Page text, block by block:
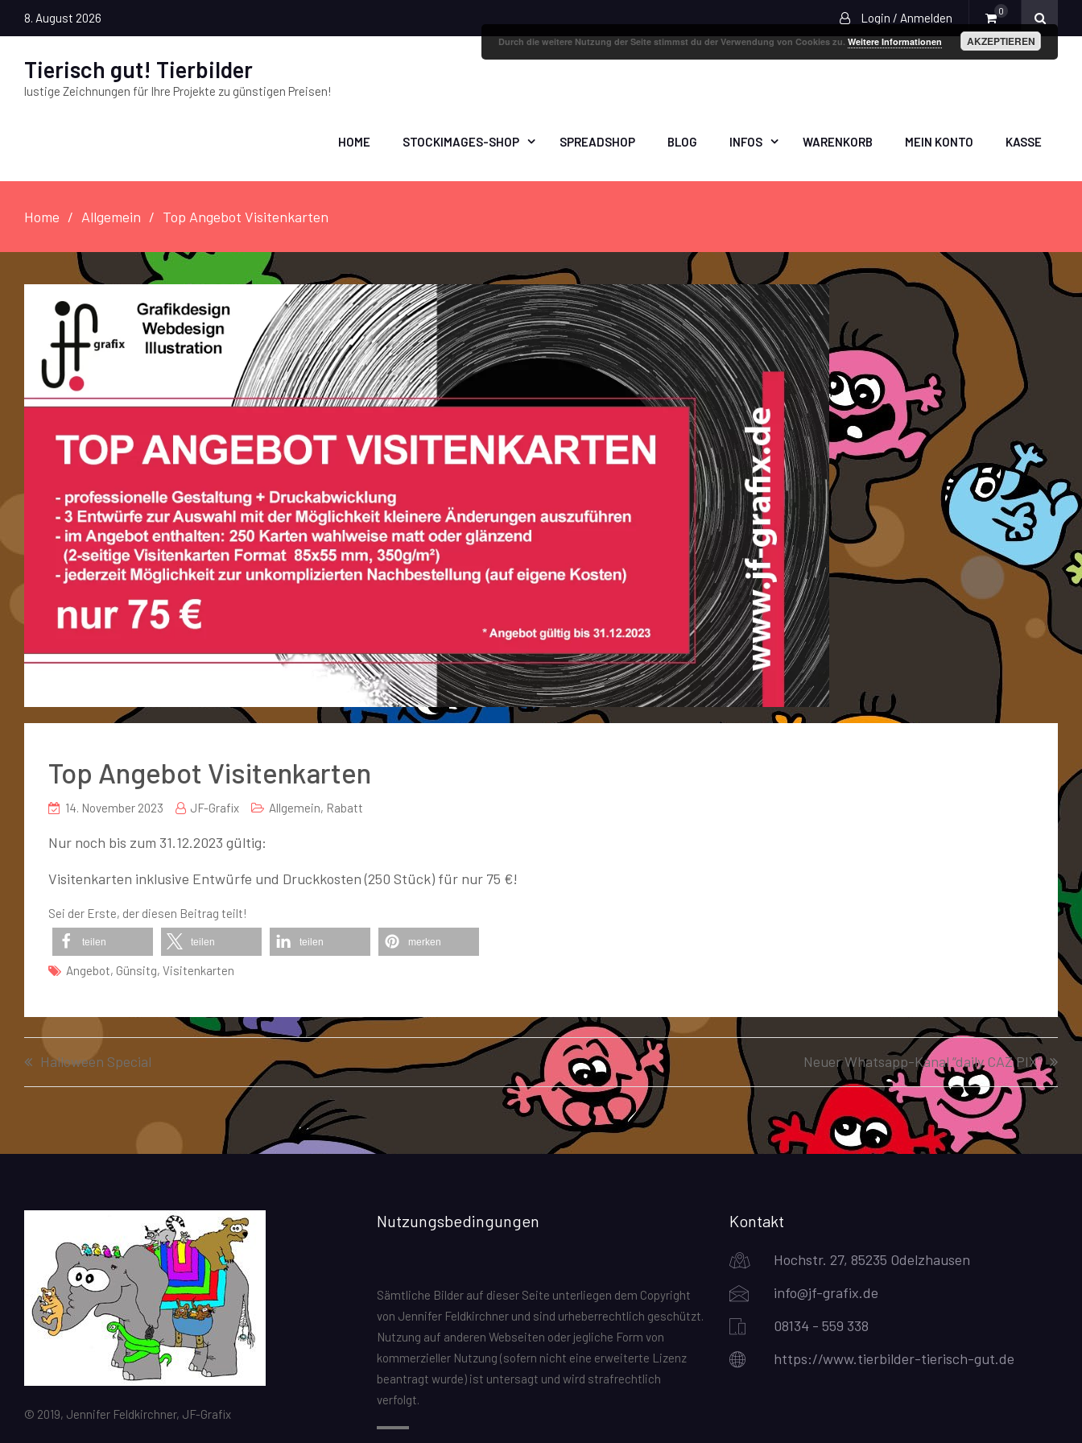
8. August 2026 Login / Anmelden 0
Tierisch gut! Tierbilder
lustige Zeichnungen für Ihre Projekte zu günstigen Preisen!
HOME STOCKIMAGES-SHOP SPREADSHOP BLOG INFOS WARENKORB MEIN KONTO KASSE
Home Allgemein Top Angebot Visitenkarten
Top Angebot Visitenkarten
14. November 2023 JF-Grafix Allgemein, Rabatt
Nur noch bis zum 31.12.2023 gültig:
Visitenkarten inklusive Entwürfe und Druckkosten (250 Stück) für nur 75 €!
Sei der Erste, der diesen Beitrag teilt!
teilen teilen teilen merken
Angebot, Günsitg, Visitenkarten
Halloween Special Neuer Whatsapp-Kanal “daily CAZ PIX”
© 2019, Jennifer Feldkirchner, JF-Grafix
Nutzungsbedingungen
Sämtliche Bilder auf dieser Seite unterliegen dem Copyright
von Jennifer Feldkirchner und sind urheberrechtlich geschützt.
Nutzung auf anderen Webseiten oder jegliche Form von
kommerzieller Nutzung (sofern nicht eine erweiterte Lizenz
beantragt wurde) ist untersagt und wird strafrechtlich
verfolgt.
Kontakt
Hochstr. 27, 85235 Odelzhausen
info@jf-grafix.de
08134 - 559 338
https://www.tierbilder-tierisch-gut.de
Durch die weitere Nutzung der Seite stimmst du der Verwendung von Cookies zu. Weitere Informationen AKZEPTIEREN